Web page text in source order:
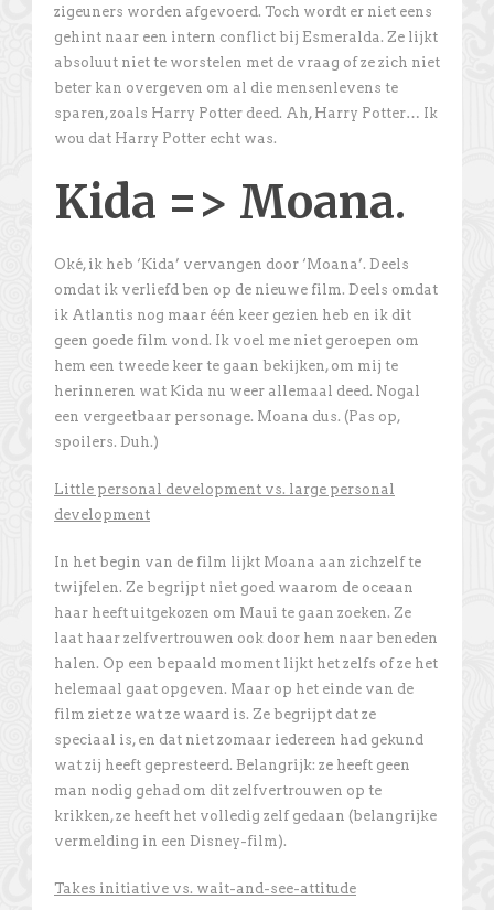
zigeuners worden afgevoerd. Toch wordt er niet eens
gehint naar een intern conflict bij Esmeralda. Ze lijkt
absoluut niet te worstelen met de vraag of ze zich niet
beter kan overgeven om al die mensenlevens te
sparen, zoals Harry Potter deed. Ah, Harry Potter… Ik
wou dat Harry Potter echt was.
Kida => Moana.
Oké, ik heb ‘Kida’ vervangen door ‘Moana’. Deels
omdat ik verliefd ben op de nieuwe film. Deels omdat
ik Atlantis nog maar één keer gezien heb en ik dit
geen goede film vond. Ik voel me niet geroepen om
hem een tweede keer te gaan bekijken, om mij te
herinneren wat Kida nu weer allemaal deed. Nogal
een vergeetbaar personage. Moana dus. (Pas op,
spoilers. Duh.)
Little personal development vs. large personal
development
In het begin van de film lijkt Moana aan zichzelf te
twijfelen. Ze begrijpt niet goed waarom de oceaan
haar heeft uitgekozen om Maui te gaan zoeken. Ze
laat haar zelfvertrouwen ook door hem naar beneden
halen. Op een bepaald moment lijkt het zelfs of ze het
helemaal gaat opgeven. Maar op het einde van de
film ziet ze wat ze waard is. Ze begrijpt dat ze
speciaal is, en dat niet zomaar iedereen had gekund
wat zij heeft gepresteerd. Belangrijk: ze heeft geen
man nodig gehad om dit zelfvertrouwen op te
krikken, ze heeft het volledig zelf gedaan (belangrijke
vermelding in een Disney-film).
Takes initiative vs. wait-and-see-attitude